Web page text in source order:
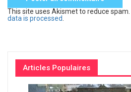
This site uses Akismet to reduce spam.
data is processed
Articles Populaires